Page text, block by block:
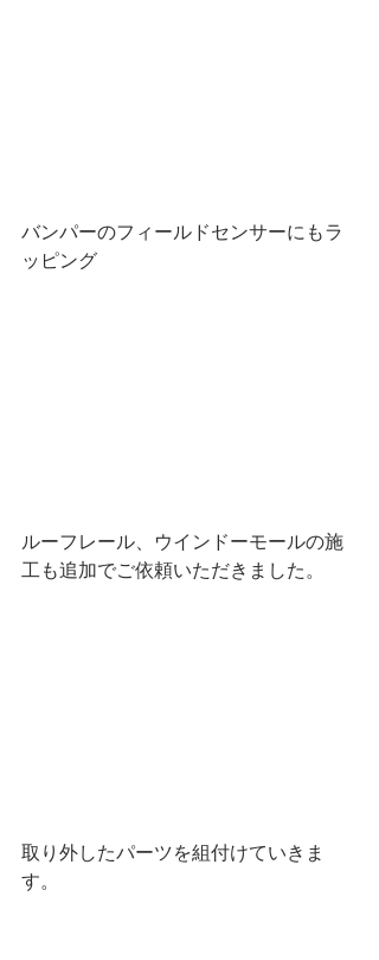
バンパーのフィールドセンサーにもラ
ッピング
ルーフレール、ウインドーモールの施
工も追加でご依頼いただきました。
取り外したパーツを組付けていきま
す。